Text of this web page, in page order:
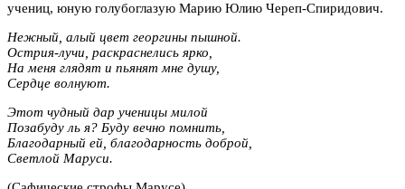
учениц, юную голубоглазую Марию Юлию Череп-Спиридович.
Нежный, алый цвет георгины пышной.
Острия-лучи, раскраснелись ярко,
На меня глядят и пьянят мне душу,
Сердце волнуют.
Этот чудный дар ученицы милой
Позабуду ль я? Буду вечно помнить,
Благодарный ей, благодарность доброй,
Светлой Маруси.